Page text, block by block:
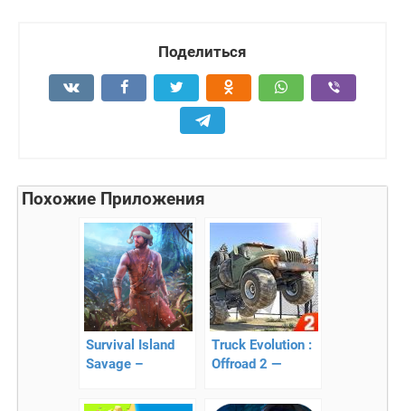
Поделиться
Похожие Приложения
Survival Island
Savage –
острове 2017
Truck Evolution :
Offroad 2 —
симулятор